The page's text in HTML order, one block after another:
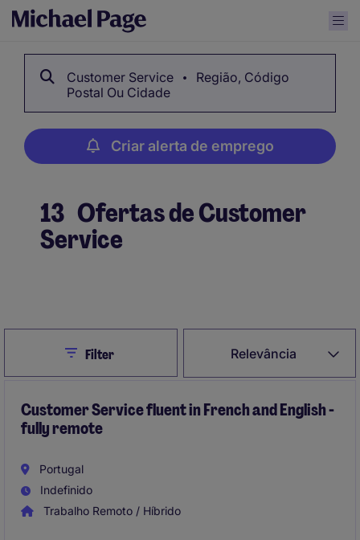
Customer Service
Região, Código
Postal Ou Cidade
Criar alerta de emprego
13 Ofertas de Customer
Service
Relevância
CloseFilter
Customer Service fluent in French and English -
fully remote
Portugal
Indefinido
Trabalho Remoto / Híbrido